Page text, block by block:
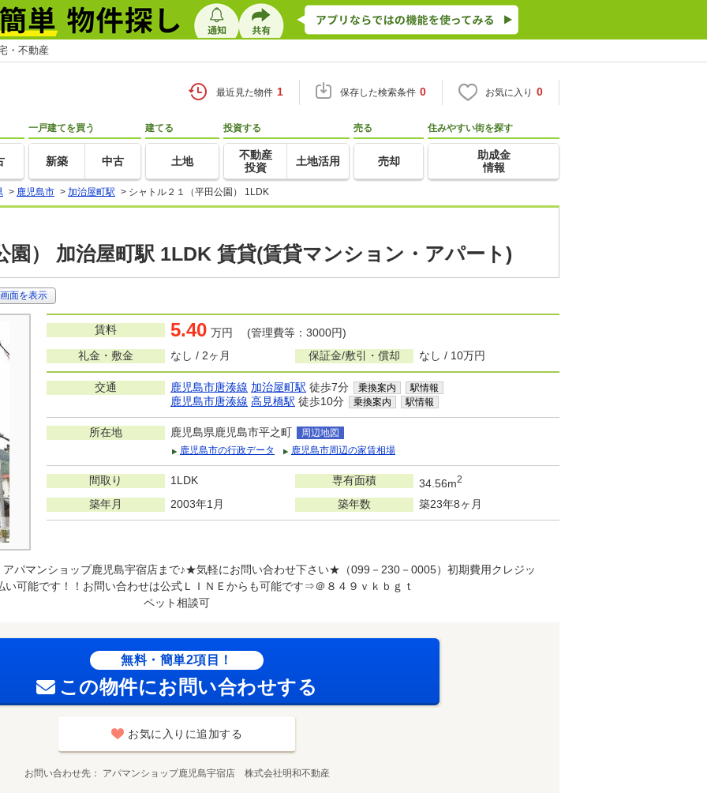
・不動産
最近見た物件 1 保存した検索条件 0 お気に入り 0
一戸建てを買う
新築 中古
建てる
土地
投資する
不動産
投資
土地活用
売る
売却
住みやすい街を探す
助成金
情報
> 鹿児島市 > 加治屋町駅 > シャトル２１（平田公園） 1LDK
園） 加治屋町駅 1LDK 賃貸(賃貸マンション・アパート)
面を表示
賃料 5.40 万円 (管理費等：3000円)
礼金・敷金
なし / 2ヶ月 保証金/敷引・償却 なし / 10万円
交通 鹿児島市唐湊線 加治屋町駅 徒歩7分 乗換案内 駅情報
鹿児島市唐湊線 高見橋駅 徒歩10分 乗換案内 駅情報
所在地 鹿児島県鹿児島市平之町
周辺地図
鹿児島市の行政データ
鹿児島市周辺の家賃相場
間取り 1LDK 専有面積 34.56m2
築年月 2003年1月 築年数 築23年8ヶ月
アパマンショップ鹿児島宇宿店まで♪★気軽にお問い合わせ下さい★（099－230－0005）初期費用クレジッ
い可能です！！お問い合わせは公式ＬＩＮＥからも可能です⇒＠８４９ｖｋｂｇｔ
ペット相談可
無料・簡単2項目！
この物件にお問い合わせする
お気に入りに追加する
お問い合わせ先 アパマンショップ鹿児島宇宿店 株式会社明和不動産